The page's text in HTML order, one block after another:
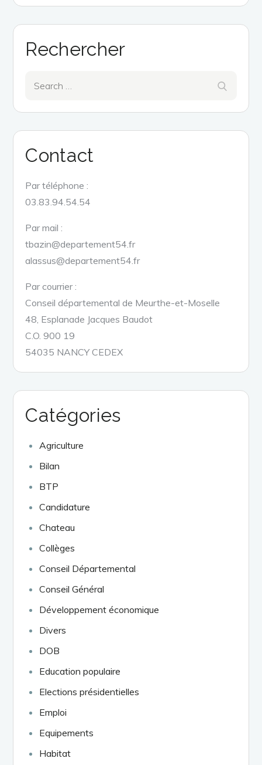
Rechercher
Contact
Par téléphone :
03.83.94.54.54
Par mail :
tbazin@departement54.fr
alassus@departement54.fr
Par courrier :
Conseil départemental de Meurthe-et-Moselle
48, Esplanade Jacques Baudot
C.O. 900 19
54035 NANCY CEDEX
Catégories
Agriculture
Bilan
BTP
Candidature
Chateau
Collèges
Conseil Départemental
Conseil Général
Développement économique
Divers
DOB
Education populaire
Elections présidentielles
Emploi
Equipements
Habitat